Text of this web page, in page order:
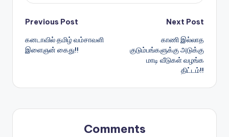
Post
navigation
Previous Post
கனடாவில் தமிழ் வம்சாவளி
இளைஞன் கைது!!
Next Post
காணி இல்லாத
குடும்பங்களுக்கு அடுக்கு
மாடி வீடுகள் வழங்க
திட்டம்!!
Comments